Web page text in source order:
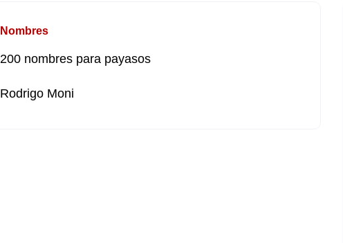
Nombres
200 nombres para payasos
Rodrigo Moni